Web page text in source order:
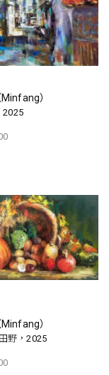
）
2025
）
野，2025